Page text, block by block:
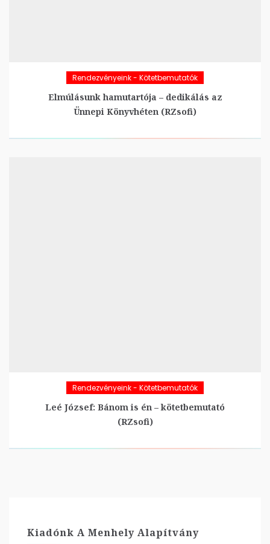
Rendezvényeink - Kötetbemutatók
Elmúlásunk hamutartója – dedikálás az
Ünnepi Könyvhéten (RZsofi)
Rendezvényeink - Kötetbemutatók
Leé József: Bánom is én – kötetbemutató
(RZsofi)
Kiadónk A Menhely Alapítvány